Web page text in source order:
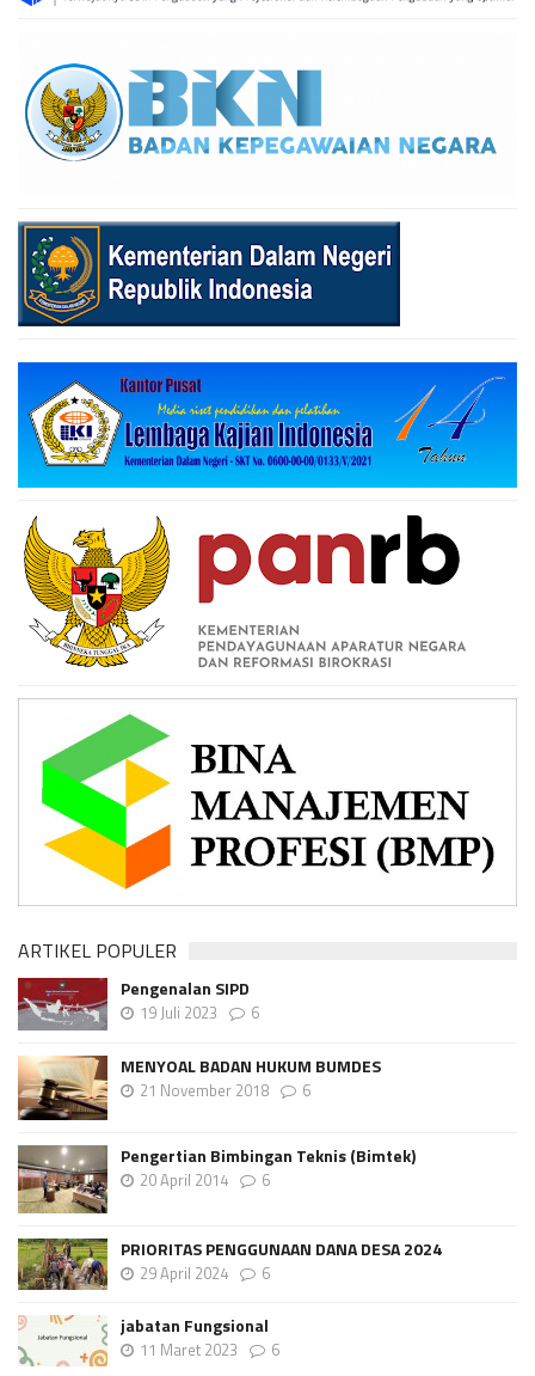
ARTIKEL POPULER
Pengenalan SIPD
19 Juli 2023 6
MENYOAL BADAN HUKUM BUMDES
21 November 2018 6
Pengertian Bimbingan Teknis (Bimtek)
20 April 2014 6
PRIORITAS PENGGUNAAN DANA DESA 2024
29 April 2024 6
jabatan Fungsional
11 Maret 2023 6